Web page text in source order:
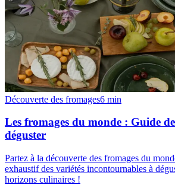
Découverte des fromages6 min
Les fromages du monde : Guide
déguster
Partez à la découverte des fromages du
exhaustif des variétés incontournables à
horizons culinaires !